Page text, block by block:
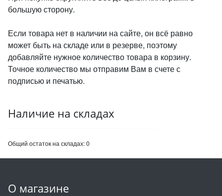
большую сторону.
Если товара нет в наличии на сайте, он всё равно
может быть на складе или в резерве, поэтому
добавляйте нужное количество товара в корзину.
Точное количество мы отправим Вам в счете с
подписью и печатью.
Наличие на складах
Общий остаток на складах:0
О магазине